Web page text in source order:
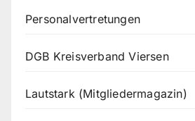
Personalvertretungen
DGB Kreisverband Viersen
Lautstark (Mitgliedermagazin)